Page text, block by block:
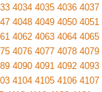
4034 4035 4036 4037
4048 4049 4050 4051
4062 4063 4064 4065
4076 4077 4078 4079
4090 4091 4092 4093
4104 4105 4106 4107